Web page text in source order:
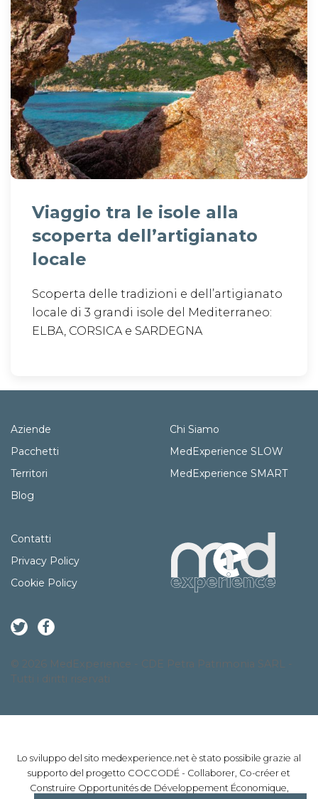
Viaggio tra le isole alla
scoperta dell’artigianato
locale
Scoperta delle tradizioni e dell’artigianato
locale di 3 grandi isole del Mediterraneo:
ELBA, CORSICA e SARDEGNA
Aziende
Pacchetti
Territori
Blog
Chi Siamo
MedExperience SLOW
MedExperience SMART
Contatti
Privacy Policy
Cookie Policy
© 2026 MedExperience - CDE Petra Patrimonia SARL -
Tutti i diritti riservati
Lo sviluppo del sito medexperience.net è stato possibile grazie al
supporto del progetto COCCODÉ - Collaborer, Co-créer et
Construire Opportunités de Développement Économique,